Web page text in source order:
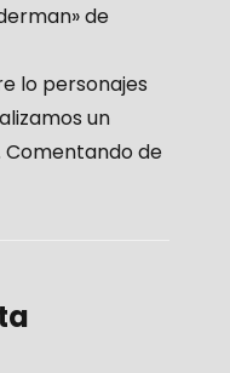
de
lo personajes
un
Comentando de